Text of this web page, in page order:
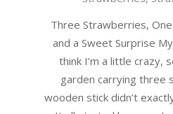
Three Strawberries,
and a Sweet Surprise
think I’m a little crazy,
garden carrying three
wooden stick didn’t